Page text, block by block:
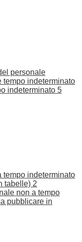
personale
tempo indeterminato
indeterminato 5
tempo indeterminato
tabelle) 2
non a tempo
pubblicare in